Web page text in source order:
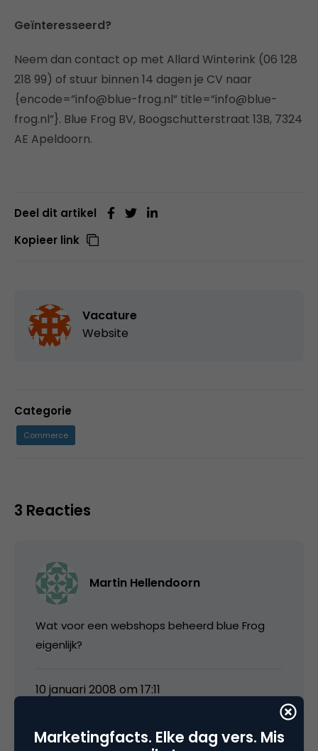
Geïnteresseerd?
Neem dan contact op met Allard Winterink (06 128
218 99) of stuur binnen 14 dagen je CV naar
{encode=”info@blue-frog.nl” title=”info@blue-
frog.nl”}. Blue Frog BV, Boogschutterstraat 13B, 7324
AE Apeldoorn.
Deel dit artikel
Kopieer link
Vacature
Website
Categorie
Commerce
3 Reacties
Martin Hellendoorn
Wat voor een webshops beheerd blue Frog
eigenlijk?
10 januari 2008 om 17:11
Marketingfacts. Elke dag vers. Mis